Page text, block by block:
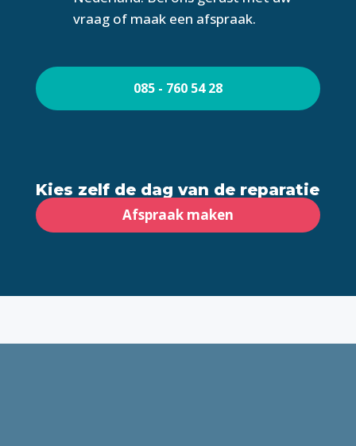
vraag of maak een afspraak.
085 - 760 54 28
Kies zelf de dag van de reparatie
Afspraak maken